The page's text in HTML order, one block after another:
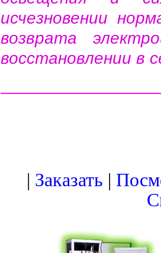
исчезновении
возврата
восстановлении в
| Заказать |